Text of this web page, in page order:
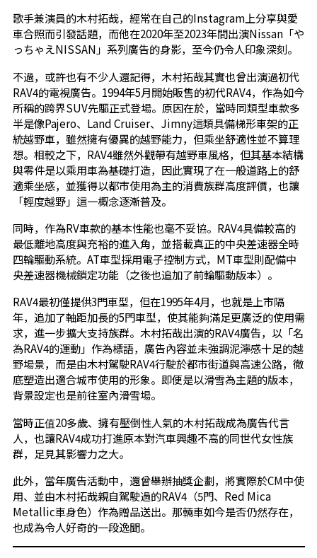
歌手兼演員的木村拓哉，經常在自己的Instagram上分享與愛
車合照而引發話題，而他在2020年至2023年間出演Nissan「や
っちゃえNISSAN」系列廣告的身影，至今仍令人印象深刻。
不過，或許也有不少人還記得，木村拓哉其實也曾出演過初代
RAV4的電視廣告。1994年5月開始販售的初代RAV4，作為如今
所稱的跨界SUV先驅正式登場。原因在於，當時同類型車款多
半是像Pajero、Land Cruiser、Jimny這類具備梯形車架的正
統越野車，雖然擁有優異的越野能力，但乘坐舒適性並不算理
想。相較之下，RAV4雖然外觀帶有越野車風格，但其基本結構
與零件是以乘用車為基礎打造，因此實現了在一般道路上的舒
適乘坐感，並獲得以都市使用為主的消費族群高度評價，也讓
「輕度越野」這一概念逐漸普及。
同時，作為RV車款的基本性能也毫不妥協。RAV4具備較高的
最低離地高度與充裕的進入角，並搭載真正的中央差速器全時
四輪驅動系統。AT車型採用電子控制方式，MT車型則配備中
央差速器機械鎖定功能（之後也追加了前輪驅動版本）。
RAV4最初僅提供3門車型，但在1995年4月，也就是上市隔
年，追加了軸距加長的5門車型，使其能夠滿足更廣泛的使用需
求，進一步擴大支持族群。木村拓哉出演的RAV4廣告，以「名
為RAV4的運動」作為標語，廣告內容並未強調泥濘感十足的越
野場景，而是由木村駕駛RAV4行駛於都市街道與高速公路，徹
底塑造出適合城市使用的形象。即便是以滑雪為主題的版本，
背景設定也是前往室內滑雪場。
當時正值20多歲、擁有壓倒性人氣的木村拓哉成為廣告代言
人，也讓RAV4成功打進原本對汽車興趣不高的同世代女性族
群，足見其影響力之大。
此外，當年廣告活動中，還曾舉辦抽獎企劃，將實際於CM中使
用、並由木村拓哉親自駕駛過的RAV4（5門、Red Mica
Metallic車身色）作為贈品送出。那輛車如今是否仍然存在，
也成為令人好奇的一段逸聞。